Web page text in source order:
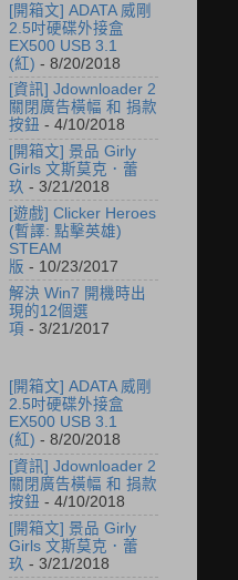
[開箱文] ADATA 威剛
2.5吋硬碟外接盒
EX500 USB 3.1
(紅) - 8/20/2018
[資訊] Jdownloader 2
關閉廣告橫幅 和 捐款
按鈕 - 4/10/2018
[開箱文] 景品 Girly
Girls 文斯莫克．蕾
玖 - 3/21/2018
[遊戲] Clicker Heroes
(暫譯: 點擊英雄)
STEAM
版 - 10/23/2017
解決 Win7 開機時出
現的12個選
項 - 3/21/2017
[開箱文] ADATA 威剛
2.5吋硬碟外接盒
EX500 USB 3.1
(紅) - 8/20/2018
[資訊] Jdownloader 2
關閉廣告橫幅 和 捐款
按鈕 - 4/10/2018
[開箱文] 景品 Girly
Girls 文斯莫克．蕾
玖 - 3/21/2018